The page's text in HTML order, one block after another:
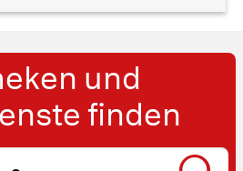
und
finden